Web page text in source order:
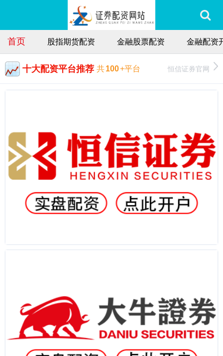
首页 股指期货配资 金融股票配资 金融配资
十大配资平台推荐 共100+平台 恒信证券官网